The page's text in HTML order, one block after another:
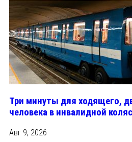
Три минуты для ходящего,
человека в инвалидной
Авг 9, 2026